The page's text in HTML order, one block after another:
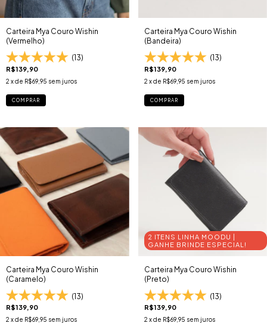
Carteira Mya Couro Wishin
(Vermelho)
(13)
R$139,90
2 x de R$69,95 sem juros
COMPRAR
Carteira Mya Couro Wishin
(Bandeira)
(13)
R$139,90
2 x de R$69,95 sem juros
COMPRAR
Carteira Mya Couro Wishin
(Caramelo)
(13)
R$139,90
2 x de R$69,95 sem juros
2 ITENS LINHA MOODU |
GANHE BRINDE ESPECIAL!
Carteira Mya Couro Wishin
(Preto)
(13)
R$139,90
2 x de R$69,95 sem juros